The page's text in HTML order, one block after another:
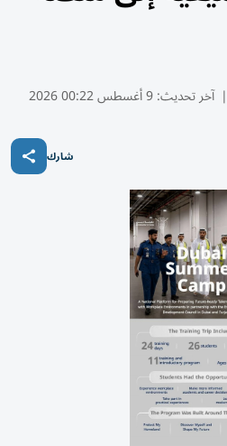
| آخر تحديث:9 أغسطس 00:22 2026
شارك